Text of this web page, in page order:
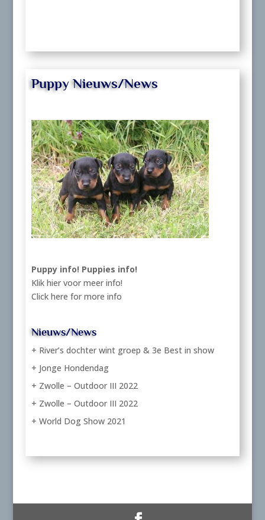
Puppy Nieuws/News
Puppy info! Puppies info!
Klik hier voor meer info!
Click here for more info
Nieuws/News
+ River’s dochter wint groep & 3e Best in show
+ Jonge Hondendag
+ Zwolle – Outdoor III 2022
+ Zwolle – Outdoor III 2022
+ World Dog Show 2021